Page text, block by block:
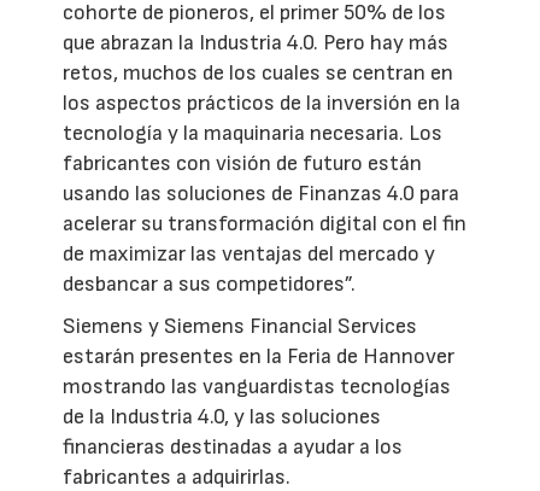
cohorte de pioneros, el primer 50% de los
que abrazan la Industria 4.0. Pero hay más
retos, muchos de los cuales se centran en
los aspectos prácticos de la inversión en la
tecnología y la maquinaria necesaria. Los
fabricantes con visión de futuro están
usando las soluciones de Finanzas 4.0 para
acelerar su transformación digital con el fin
de maximizar las ventajas del mercado y
desbancar a sus competidores”.
Siemens y Siemens Financial Services
estarán presentes en la Feria de Hannover
mostrando las vanguardistas tecnologías
de la Industria 4.0, y las soluciones
financieras destinadas a ayudar a los
fabricantes a adquirirlas.